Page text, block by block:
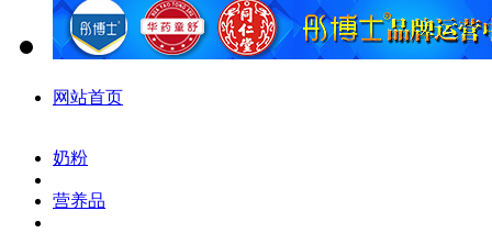
网站首页
奶粉
营养品